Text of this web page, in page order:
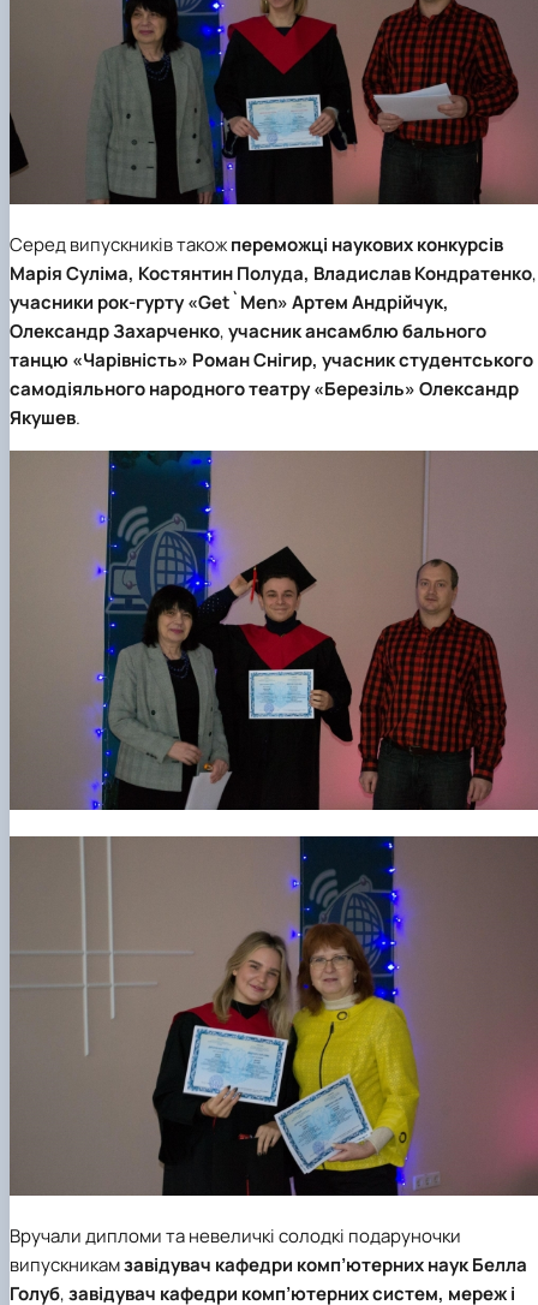
Серед випускників такожпереможці наукових конкурсів
Марія Суліма, Костянтин Полуда, Владислав Кондратенко,
учасники рок-гурту «Get`Men»Артем Андрійчук,
Олександр Захарченко,учасник ансамблю бального
танцю «Чарівність» Роман Снігир, учасник студентського
самодіяльного народного театру «Березіль»Олександр
Якушев.
Вручали дипломи та невеличкі солодкі подаруночки
випускникамзавідувач кафедри комп’ютерних наукБелла
Голуб,завідувач кафедри комп’ютерних систем, мереж і